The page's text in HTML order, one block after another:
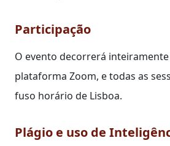
Participação
O evento decorrerá inteiramente
plataforma Zoom, e todas as
fuso horário de Lisboa.
Plágio e uso de